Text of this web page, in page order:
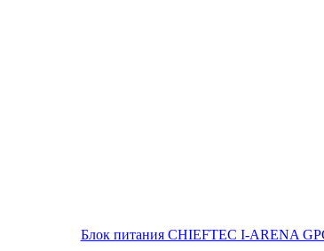
Блок питания CHIEFTEC I-ARENA